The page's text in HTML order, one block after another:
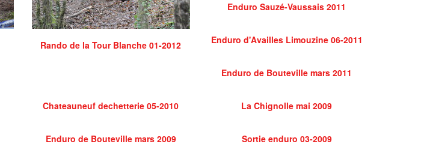
Rando de la Tour Blanche 01-2012
Enduro Sauzé-Vaussais 2011
Enduro d'Availles Limouzine 06-2011
Enduro de Bouteville mars 2011
Chateauneuf dechetterie 05-2010 La Chignolle mai 2009
Enduro de Bouteville mars 2009 Sortie enduro 03-2009